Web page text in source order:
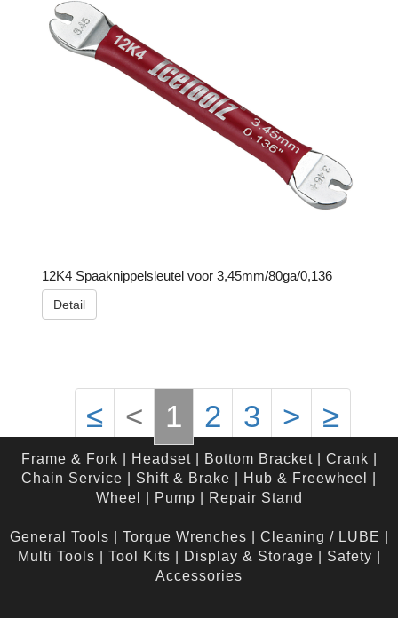
12K4 Spaaknippelsleutel voor 3,45mm/80ga/0,136
Detail
≤ < 1 2 3 > ≥
Frame & Fork Headset| Bottom Bracket| Crank
Chain Service
Shift & Brake Hub & Freewheel
Wheel
Pump Repair Stand
General Tools Torque Wrenches Cleaning / LUBE
Multi Tools
Tool Kits Display & Storage Safety
Accessories